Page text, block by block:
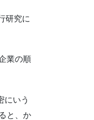
研究に
業の順
にいう
と、か